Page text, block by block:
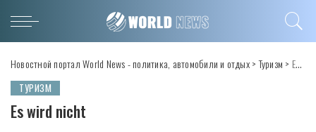
Новостной портал World News - политика, автомобили и отдых>Туризм > Es wird nicht
ТУРИЗМ
Es wird nicht